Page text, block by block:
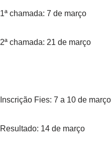
1ª chamada: 7 de março
2ª chamada: 21 de março
Inscrição Fies: 7 a 10 de março
Resultado: 14 de março